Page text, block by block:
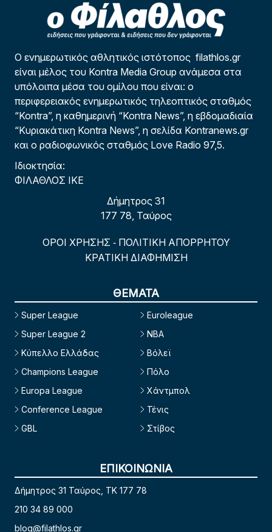
Ο ενημερωτικός αθλητικός ιστότοπος filathlos.gr
είναι μέλος του Kontra Media Group ανάμεσα στα
υπόλοιπα μέσα του ομίλου που είναι: ο
περιφερειακός ενημερωτικός τηλεοπτικός σταθμός
“Kontra”, η καθημερινή “Kontra News”, η εβδομαδιαία
“Κυριακάτικη Kontra News”, η σελίδα Kontranews.gr
και ο ραδιοφωνικός σταθμός Love Radio 97,5.
Ιδιοκτησία:
ΦΙΛΑΘΛΟΣ ΙΚΕ
Δήμητρος 31
177 78, Ταύρος
ΟΡΟΙ ΧΡΗΣΗΣ - ΠΟΛΙΤΙΚΗ ΑΠΟΡΡΗΤΟΥ
ΚΡΑΤΙΚΗ ΔΙΑΦΗΜΙΣΗ
ΘΕΜΑΤΑ
Super League
Super League 2
Κύπελλο Ελλάδας
Champions League
Europa League
Conference League
GBL
Euroleague
NBA
Βόλεϊ
Πόλο
Χάντμπολ
Τένις
Στίβος
ΕΠΙΚΟΙΝΩΝΙΑ
Δήμητρος 31 Ταύρος, TK 177 78
210 34 89 000
blog@filathlos.gr